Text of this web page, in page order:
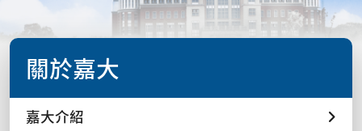
關於嘉大
嘉大介紹